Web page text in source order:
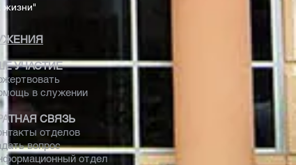
жизни"
УЧАСТИЕ
в служении
СВЯЗЬ
отделов
вопрос
отдел